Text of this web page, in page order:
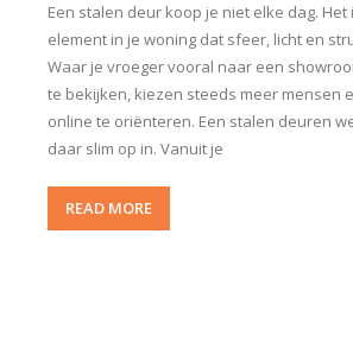
Een stalen deur koop je niet elke dag.
element in je woning dat sfeer, licht en
Waar je vroeger vooral naar een
te bekijken, kiezen steeds meer mensen
online te oriënteren. Een stalen deuren
daar slim op in. Vanuit je
READ MORE